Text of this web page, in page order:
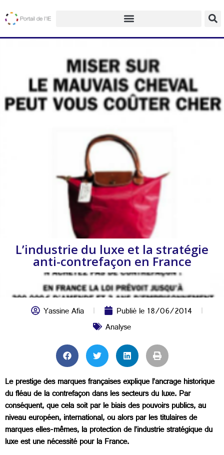
L’industrie du luxe et la stratégie
anti-contrefaçon en France
Yassine Afia Publié le18/06/2014
Analyse
Le prestige des marques françaises explique l’ancrage historique
du fléau de la contrefaçon dans les secteurs du luxe. Par
conséquent, que cela soit par le biais des pouvoirs publics, au
niveau européen, international, ou alors par les titulaires de
marques elles-mêmes, la protection de l’industrie stratégique du
luxe est une nécessité pour la France.